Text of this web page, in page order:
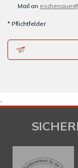
Mail an
* Pflichtfelder
.